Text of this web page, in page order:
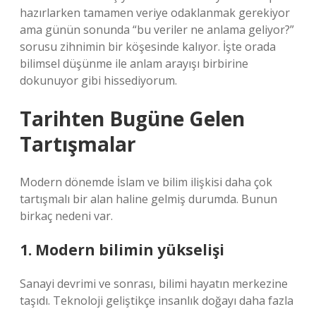
hazırlarken tamamen veriye odaklanmak gerekiyor
ama günün sonunda “bu veriler ne anlama geliyor?”
sorusu zihnimin bir köşesinde kalıyor. İşte orada
bilimsel düşünme ile anlam arayışı birbirine
dokunuyor gibi hissediyorum.
Tarihten Bugüne Gelen
Tartışmalar
Modern dönemde İslam ve bilim ilişkisi daha çok
tartışmalı bir alan haline gelmiş durumda. Bunun
birkaç nedeni var.
1. Modern bilimin yükselişi
Sanayi devrimi ve sonrası, bilimi hayatın merkezine
taşıdı. Teknoloji geliştikçe insanlık doğayı daha fazla